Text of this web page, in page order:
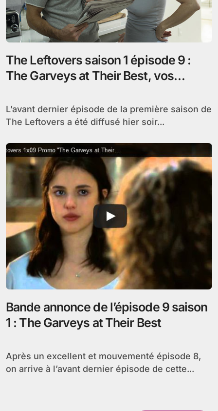
The Leftovers saison 1 épisode 9 :
The Garveys at Their Best, vos
L’avant dernier épisode de la première saison de
The Leftovers a été diffusé hier soir...
Bande annonce de l’épisode 9 saison
1 : The Garveys at Their Best
Après un excellent et mouvementé épisode 8,
on arrive à l’avant dernier épisode de cette...